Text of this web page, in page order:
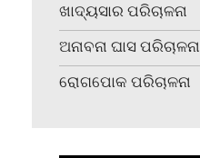
ଖାଦ୍ୟସାର ପରିଚାଳନା
ଅନାବନା ଘାସ ପରିଚାଳନା
ରୋଗପୋକ ପରିଚାଳନା